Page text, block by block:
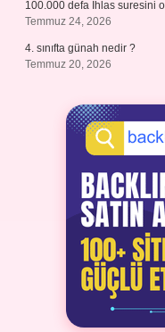
100.000 defa İhlas suresini
Temmuz 24, 2026
4. sınıfta günah nedir ?
Temmuz 20, 2026